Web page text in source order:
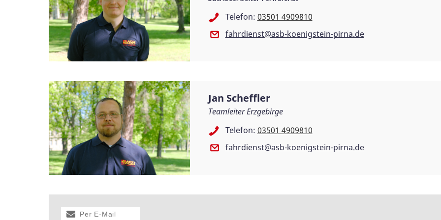
Telefon: 03501 4909810
fahrdienst@asb-koenigstein-pirna.de
Jan Scheffler
Teamleiter Erzgebirge
Telefon: 03501 4909810
fahrdienst@asb-koenigstein-pirna.de
Per E-Mail